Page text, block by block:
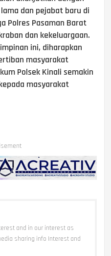
dan pejabat baru di
Polres Pasaman Barat
dan kekeluargaan.
ini, diharapkan
masyarakat
Polsek Kinali semakin
masyarakat
and in our interest as
sharing info Interest and